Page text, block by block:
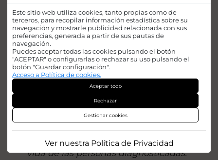
En España muchas de las iniciativas que
destacamos en este artículo destinan sus
esfuerzos a la AECC. Desde esa asociación nos
explican donde se invierten las donaciones
recibidas.
"Tenemos en marcha 750 proyectos de
investigación: proyectos que estudian
metástasisa la leucemia infantil,
pasando por el cáncer de mama o de
colon"
"Proyectos que aumentan la
supervivencia y mejoran la calidad de
vida de las personas diagnosticadas."
Este sitio web utiliza cookies, tanto propias como de
terceros, para recopilar información estadística sobre su
navegación y mostrarle publicidad relacionada con sus
preferencias, generada a partir de sus pautas de
navegación.
Puedes aceptar todas las cookies pulsando el botón
"ACEPTAR" o configurarlas o rechazar su uso pulsando el
botón "Guardar configuración".
Acceso a Política de cookies.
Aceptar todo
Rechazar
Gestionar cookies
Ver nuestra Política de Privacidad